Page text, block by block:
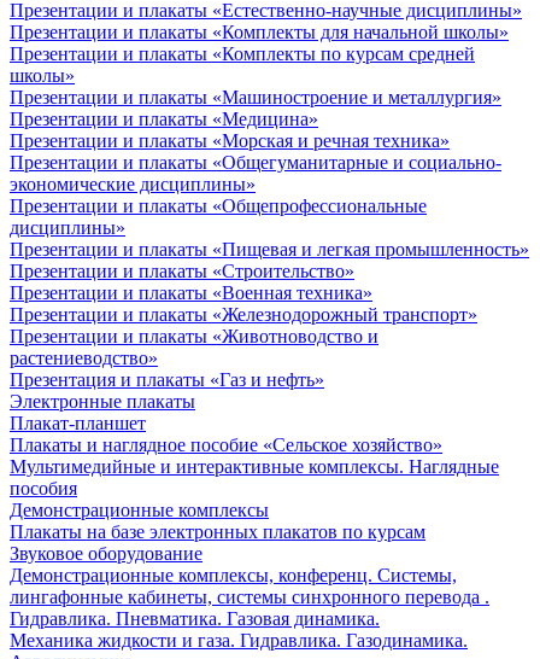
Презентации и плакаты «Естественно-научные дисциплины»
Презентации и плакаты «Комплекты для начальной школы»
Презентации и плакаты «Комплекты по курсам средней
школы»
Презентации и плакаты «Машиностроение и металлургия»
Презентации и плакаты «Медицина»
Презентации и плакаты «Морская и речная техника»
Презентации и плакаты «Общегуманитарные и социально-
экономические дисциплины»
Презентации и плакаты «Общепрофессиональные
дисциплины»
Презентации и плакаты «Пищевая и легкая промышленность»
Презентации и плакаты «Строительство»
Презентации и плакаты «Военная техника»
Презентации и плакаты «Железнодорожный транспорт»
Презентации и плакаты «Животноводство и
растениеводство»
Презентация и плакаты «Газ и нефть»
Электронные плакаты
Плакат-планшет
Плакаты и наглядное пособие «Сельское хозяйство»
Мультимедийные и интерактивные комплексы. Наглядные
пособия
Демонстрационные комплексы
Плакаты на базе электронных плакатов по курсам
Звуковое оборудование
Демонстрационные комплексы, конференц. Системы,
лингафонные кабинеты, системы синхронного перевода .
Гидравлика. Пневматика. Газовая динамика.
Механика жидкости и газа. Гидравлика. Газодинамика.